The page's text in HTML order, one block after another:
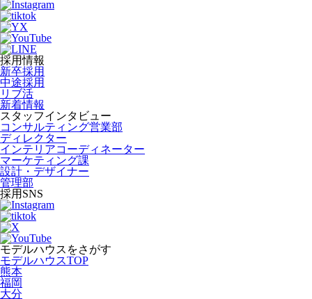
採用情報
新卒採用
中途採用
リブ活
新着情報
スタッフインタビュー
コンサルティング営業部
ディレクター
インテリアコーディネーター
マーケティング課
設計・デザイナー
管理部
採用SNS
モデルハウスをさがす
モデルハウスTOP
熊本
福岡
大分